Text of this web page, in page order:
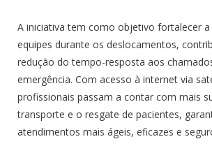
A iniciativa tem como objetivo fortalecer
equipes durante os deslocamentos,
redução do tempo-resposta aos
emergência. Com acesso à internet via
profissionais passam a contar com mais
transporte e o resgate de pacientes,
atendimentos mais ágeis, eficazes e